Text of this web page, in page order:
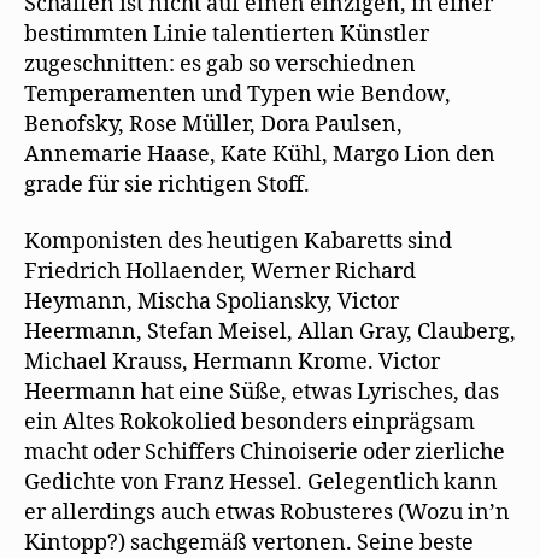
bestimmten Linie talentierten Künstler
zugeschnitten: es gab so verschiednen
Temperamenten und Typen wie Bendow,
Benofsky, Rose Müller, Dora Paulsen,
Annemarie Haase, Kate Kühl, Margo Lion den
grade für sie richtigen Stoff.
Komponisten des heutigen Kabaretts sind
Friedrich Hollaender, Werner Richard
Heymann, Mischa Spoliansky, Victor
Heermann, Stefan Meisel, Allan Gray, Clauberg,
Michael Krauss, Hermann Krome. Victor
Heermann hat eine Süße, etwas Lyrisches, das
ein Altes Rokokolied besonders einprägsam
macht oder Schiffers Chinoiserie oder zierliche
Gedichte von Franz Hessel. Gelegentlich kann
er allerdings auch etwas Robusteres (Wozu in’n
Kintopp?) sachgemäß vertonen. Seine beste